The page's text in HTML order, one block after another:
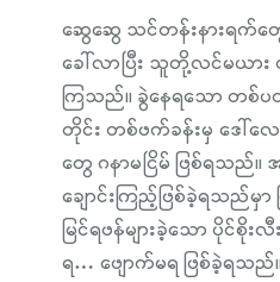
ဆွေဆွေ သင်တန်းနားရက်တွ
ခေါ်လာပြီး သူတို့လင်မယာ
ကြသည်။ ခွဲနေရသော တစ်
တိုင်း တစ်ဖက်ခန်းမှ ဒေါ်
တွေ ဂနာမငြိမ် ဖြစ်ရသည်။
ချောင်းကြည့်ဖြစ်ခဲ့ရသည်
မြင်ရဖန်များခဲ့သော ပိုင်စို
ရ… ဖျောက်မရ ဖြစ်ခဲ့ရသည်။